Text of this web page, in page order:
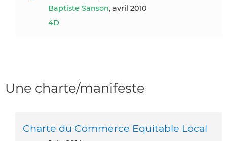
Baptiste Sanson, avril 2010
4D
Une charte/manifeste
Charte du Commerce Equitable Local